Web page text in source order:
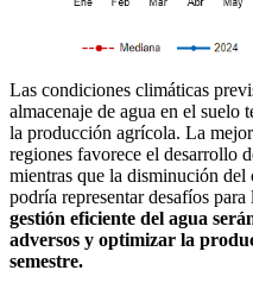
Las condiciones climáticas
almacenaje de agua en el
la producción agrícola. La
regiones favorece el desarrollo
mientras que la disminución del
podría representar desafíos
gestión eficiente del agua
adversos y optimizar la
semestre.